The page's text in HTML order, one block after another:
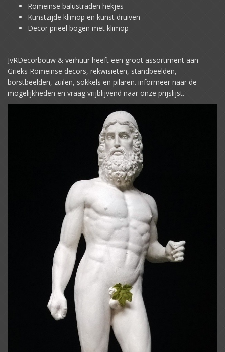
Romeinse balustraden hekjes
Kunstzijde klimop en kunst druiven
Decor prieel bogen met klimop
JvRDecorbouw & verhuur heeft een groot assortiment aan
Grieks Romeinse decors, rekwisieten, standbeelden,
borstbeelden, zuilen, sokkels en pilaren. informeer naar de
mogelijkheden en vraag vrijblijvend naar onze prijslijst.